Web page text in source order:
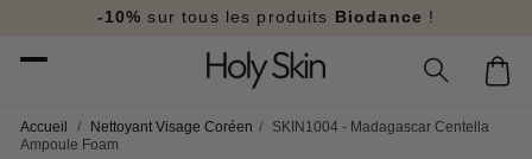
passer
au
-10% sur tous les produits Biodance !
Panier
Accueil / Nettoyant Visage Coréen /
SKIN1004 - Madagascar Centella
Ampoule Foam